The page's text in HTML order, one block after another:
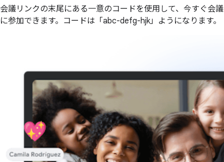
会議リンクの末尾にある一意のコードを使用して、今すぐ会議
に参加できます。コードは「abc-defg-hjk」ようになります。